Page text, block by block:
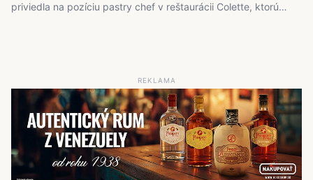
priviedla na pozíciu pastry chef v reštaurácii Colette, ktorú…
REKLAMA